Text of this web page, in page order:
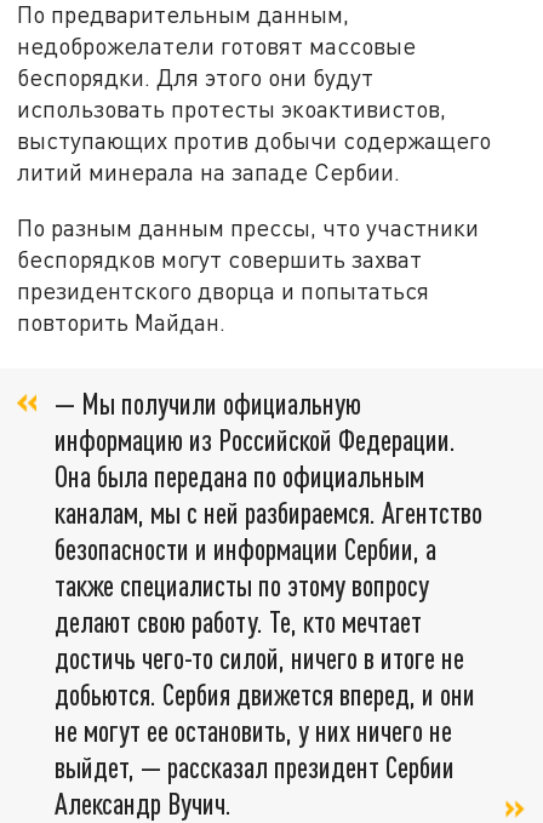
По предварительным данным,
недоброжелатели готовят массовые
беспорядки. Для этого они будут
использовать протесты экоактивистов,
выступающих против добычи содержащего
литий минерала на западе Сербии.
По разным данным прессы, что участники
беспорядков могут совершить захват
президентского дворца и попытаться
повторить Майдан.
— Мы получили официальную
информацию из Российской Федерации.
Она была передана по официальным
каналам, мы с ней разбираемся. Агентство
безопасности и информации Сербии, а
также специалисты по этому вопросу
делают свою работу. Те, кто мечтает
достичь чего-то силой, ничего в итоге не
добьются. Сербия движется вперед, и они
не могут ее остановить, у них ничего не
выйдет, — рассказал президент Сербии
Александр Вучич.